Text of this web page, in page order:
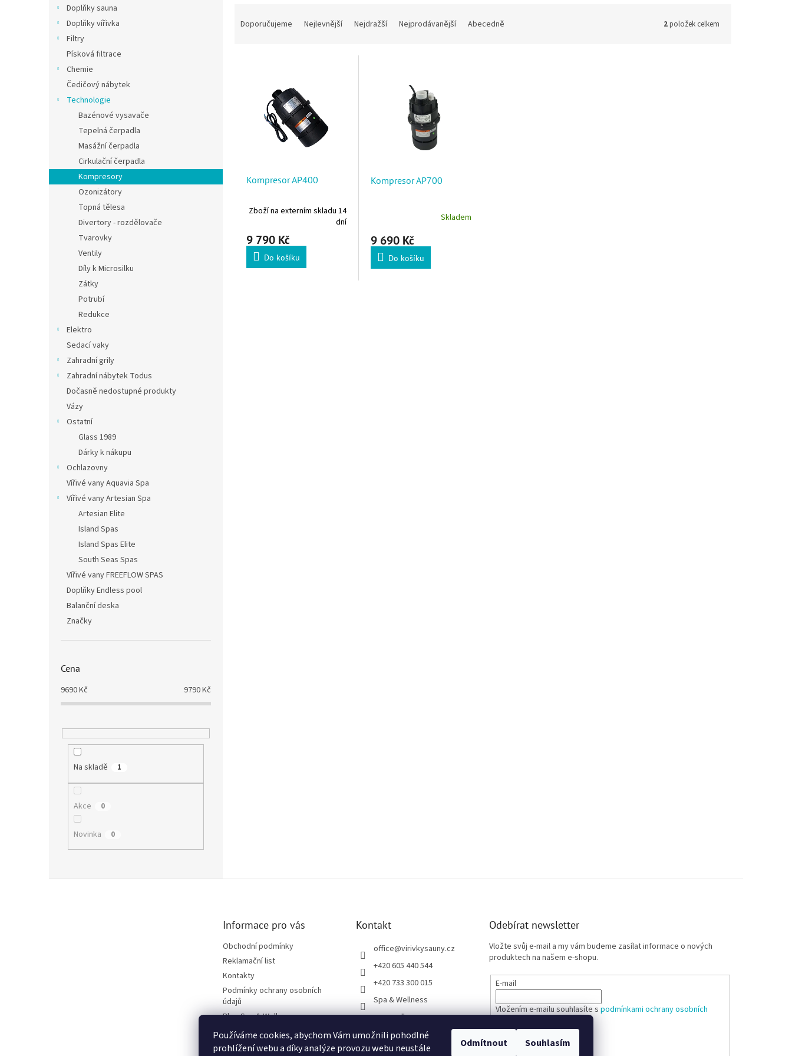
Používáme cookies, abychom Vám umožnili pohodlné
prohlížení webu a díky analýze provozu webu neustále
Odmítnout Souhlasím
Doplňky sauna
Doplňky vířivka
Filtry
Písková filtrace
Chemie
Čedičový nábytek
Technologie
Bazénové vysavače
Tepelná čerpadla
Masážní čerpadla
Cirkulační čerpadla
Kompresory
Ozonizátory
Topná tělesa
Divertory - rozdělovače
Tvarovky
Ventily
Díly k Microsilku
Zátky
Potrubí
Redukce
Elektro
Sedací vaky
Zahradní grily
Zahradní nábytek Todus
Dočasně nedostupné produkty
Vázy
Ostatní
Glass 1989
Dárky k nákupu
Ochlazovny
Vířivé vany Aquavia Spa
Vířivé vany Artesian Spa
Artesian Elite
Island Spas
Island Spas Elite
South Seas Spas
Vířivé vany FREEFLOW SPAS
Doplňky Endless pool
Balanční deska
Značky
Cena
9690Kč 9790Kč
Na skladě 1
Akce 0
Novinka 0
Doporučujeme Nejlevnější Nejdražší Nejprodávanější Abecedně 2položek celkem
Kompresor AP400
Zboží na externím skladu 14
dní
9 790 Kč
Do košíku
Kompresor AP700
Skladem
9 690 Kč
Do košíku
Informace pro vás
Obchodní podmínky
Reklamační list
Kontakty
Podmínky ochrany osobních
údajů
Blog Spa & Wellness
Projekt Fúze Sloučením
Upozornění pro věřitele
Kontakt
office@virivkysauny.cz
+420 605 440 544
+420 733 300 015
Spa & Wellness
spa_wellness_cz
Odebírat newsletter
Vložte svůj e-mail a my vám budeme zasílat informace o nových
produktech na našem e-shopu.
E-mail
Vložením e-mailu souhlasíte spodmínkami ochrany osobních
PŘIHLÁSIT SE